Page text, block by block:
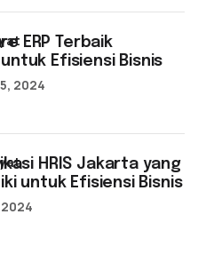
ERP Terbaik
Efisiensi Bisnis
2024
HRIS Jakarta yang
untuk Efisiensi Bisnis